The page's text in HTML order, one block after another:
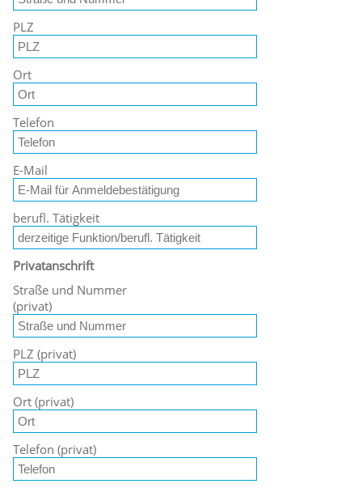
PLZ
Ort
Telefon
E-Mail
berufl. Tätigkeit
Privatanschrift
Straße und Nummer
(privat)
PLZ (privat)
Ort (privat)
Telefon (privat)